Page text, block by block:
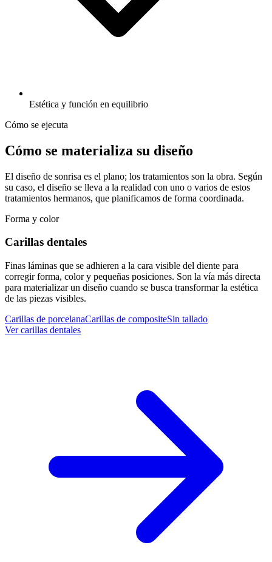
Estética y función en equilibrio
Cómo se ejecuta
Cómo se materializa su diseño
El diseño de sonrisa es el plano; los tratamientos son la obra. Según
su caso, el diseño se lleva a la realidad con uno o varios de estos
tratamientos hermanos, que planificamos de forma coordinada.
Forma y color
Carillas dentales
Finas láminas que se adhieren a la cara visible del diente para
corregir forma, color y pequeñas posiciones. Son la vía más directa
para materializar un diseño cuando se busca transformar la estética
de las piezas visibles.
Carillas de porcelanaCarillas de compositeSin tallado
Ver carillas dentales